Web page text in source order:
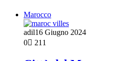
Marocco
adil16 Giugno 2024
0
211